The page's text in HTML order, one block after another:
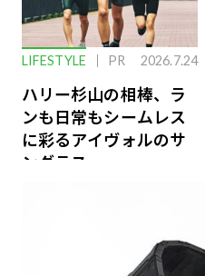
LIFESTYLE PR 2026.7.24
ハリー杉山の相棒、ラ
ンも日常もシームレス
に彩るアイヴォルのサ
ングラス